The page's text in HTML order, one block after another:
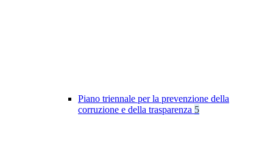
Piano triennale per la prevenzione della
corruzione e della trasparenza 5